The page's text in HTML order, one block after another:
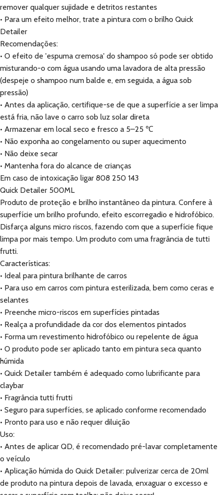
remover qualquer sujidade e detritos restantes
• Para um efeito melhor, trate a pintura com o brilho Quick
Detailer
Recomendações:
• O efeito de 'espuma cremosa' do shampoo só pode ser obtido
misturando-o com água usando uma lavadora de alta pressão
(despeje o shampoo num balde e, em seguida, a água sob
pressão)
• Antes da aplicação, certifique-se de que a superfície a ser limpa
está fria, não lave o carro sob luz solar direta
• Armazenar em local seco e fresco a 5–25 ℃
• Não exponha ao congelamento ou super aquecimento
• Não deixe secar
• Mantenha fora do alcance de crianças
Em caso de intoxicação ligar 808 250 143
Quick Detailer 500ML
Produto de proteção e brilho instantâneo da pintura. Confere à
superfície um brilho profundo, efeito escorregadio e hidrofóbico.
Disfarça alguns micro riscos, fazendo com que a superfície fique
limpa por mais tempo. Um produto com uma fragrância de tutti
frutti.
Características:
• Ideal para pintura brilhante de carros
• Para uso em carros com pintura esterilizada, bem como ceras e
selantes
• Preenche micro-riscos em superfícies pintadas
• Realça a profundidade da cor dos elementos pintados
• Forma um revestimento hidrofóbico ou repelente de água
• O produto pode ser aplicado tanto em pintura seca quanto
húmida
• Quick Detailer também é adequado como lubrificante para
claybar
• Fragrância tutti frutti
• Seguro para superfícies, se aplicado conforme recomendado
• Pronto para uso e não requer diluição
Uso:
• Antes de aplicar QD, é recomendado pré-lavar completamente
o veículo
• Aplicação húmida do Quick Detailer: pulverizar cerca de 20ml
de produto na pintura depois de lavada, enxaguar o excesso e